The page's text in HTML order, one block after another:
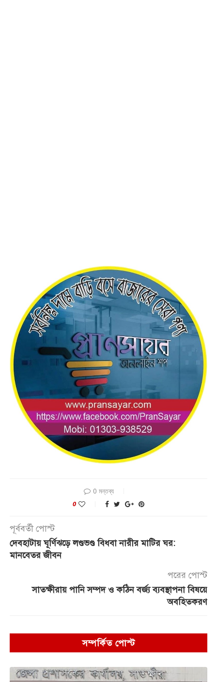
0 মন্তব্য
0
পূর্ববর্তী পোস্ট
দেবহাটায় ঘূর্ণিঝড়ে লণ্ডভণ্ড বিধবা নারীর মাটির ঘর:
মানবেতর জীবন
পরের পোস্ট
সাতক্ষীরায় পানি সম্পদ ও কঠিন বর্জ্য ব্যবস্থাপনা বিষয়ে
অবহিতকরণ
সম্পর্কিত পোস্ট